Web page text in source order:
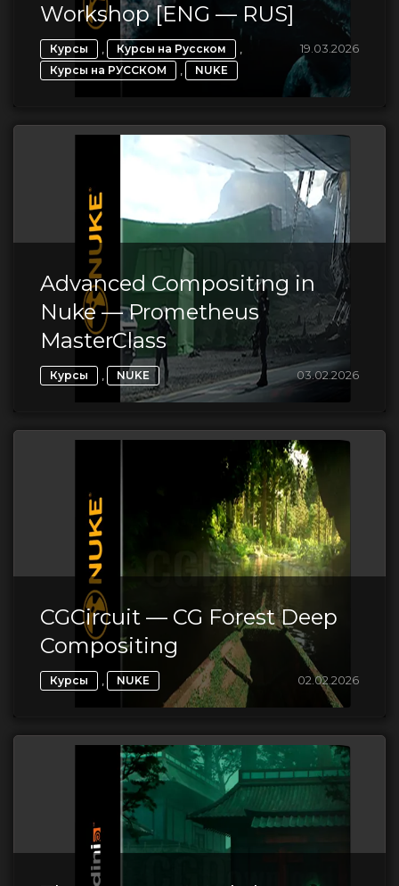
Workshop [ENG — RUS]
Курсы , Курсы на Русском ,
Курсы на РУССКОМ , NUKE
19.03.2026
Advanced Compositing in
Nuke — Prometheus
MasterClass
Курсы , NUKE 03.02.2026
CGCircuit — CG Forest Deep
Compositing
Курсы , NUKE 02.02.2026